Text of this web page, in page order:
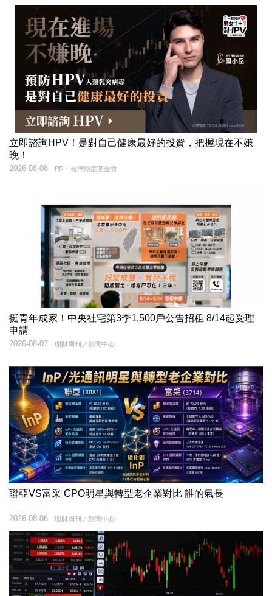
立即諮詢HPV！是對自己健康最好的投資，把握現在不嫌
晚！
PR・台灣癌症基金會
2026-08-08
挺青年成家！中央社宅第3季1,500戶公告招租 8/14起受理
申請
理財周刊／新聞中心
2026-08-07
聯亞VS富采 CPO明星與轉型老企業對比 誰的氣長
理財周刊／新聞中心
2026-08-06